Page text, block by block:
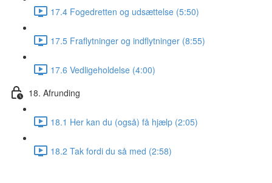
17.4 Fogedretten og udsættelse (5:50)
17.5 Fraflytninger og indflytninger (8:55)
17.6 Vedligeholdelse (4:00)
18. Afrunding
18.1 Her kan du (også) få hjælp (2:05)
18.2 Tak fordi du så med (2:58)